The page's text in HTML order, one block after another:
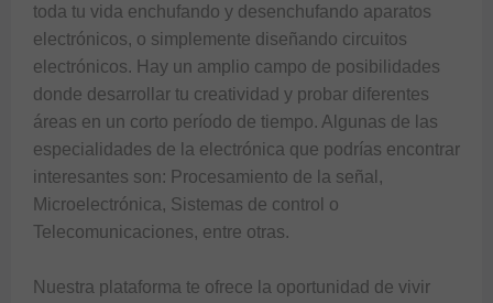
toda tu vida enchufando y desenchufando aparatos
electrónicos, o simplemente diseñando circuitos
electrónicos. Hay un amplio campo de posibilidades
donde desarrollar tu creatividad y probar diferentes
áreas en un corto período de tiempo. Algunas de las
especialidades de la electrónica que podrías encontrar
interesantes son: Procesamiento de la señal,
Microelectrónica, Sistemas de control o
Telecomunicaciones, entre otras.
Nuestra plataforma te ofrece la oportunidad de vivir